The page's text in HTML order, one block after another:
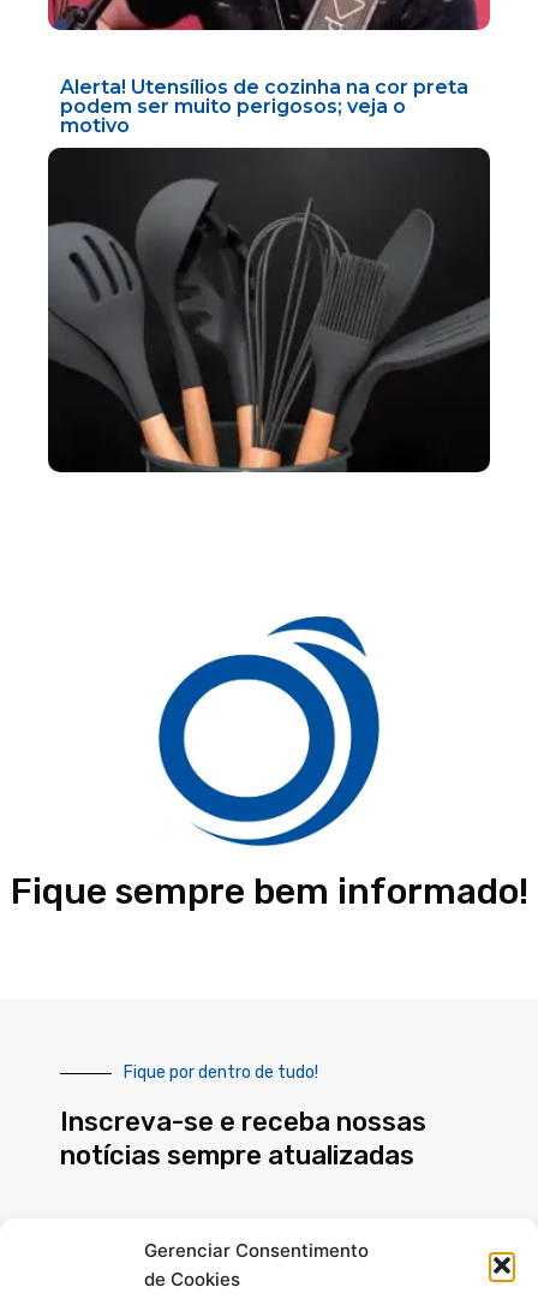
Gerenciar Consentimento
de Cookies
Alerta! Utensílios de cozinha na cor preta
podem ser muito perigosos; veja o
motivo
Fique sempre bem informado!
Fique por dentro de tudo!
Inscreva-se e receba nossas
notícias sempre atualizadas